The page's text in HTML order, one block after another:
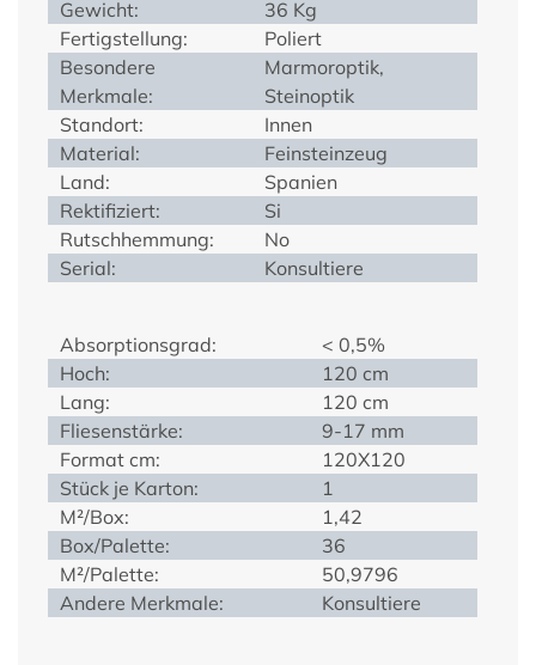
Gewicht:
36 Kg
Fertigstellung:
Poliert
Besondere
Merkmale:
Marmoroptik,
Steinoptik
Standort:
Innen
Material:
Feinsteinzeug
Land:
Spanien
Rektifiziert:
Si
Rutschhemmung:
No
Serial:
Konsultiere
Absorptionsgrad:
< 0,5%
Hoch:
120 cm
Lang:
120 cm
Fliesenstärke:
9-17 mm
Format cm:
120X120
Stück je Karton:
1
M²/Box:
1,42
Box/Palette:
36
M²/Palette:
50,9796
Andere Merkmale:
Konsultiere